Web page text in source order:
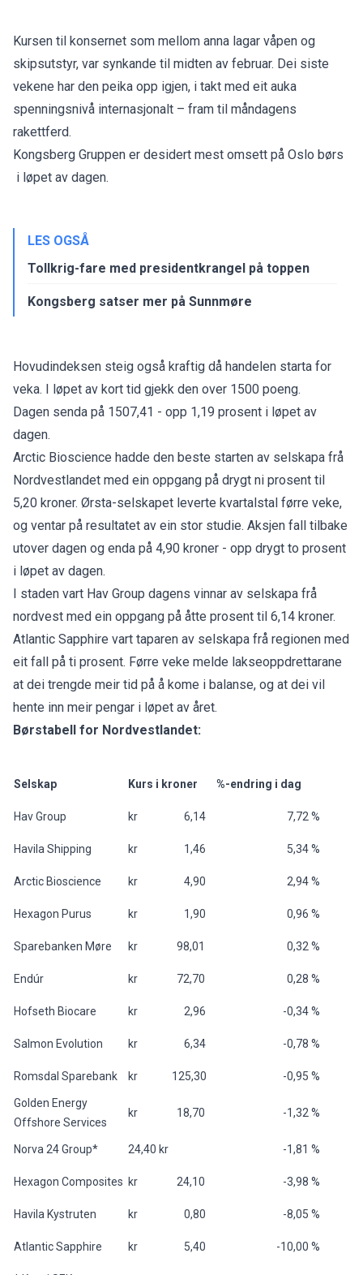
Kursen til konsernet som mellom anna lagar våpen og
skipsutstyr, var synkande til midten av februar. Dei siste
vekene har den peika opp igjen, i takt med eit auka
spenningsnivå internasjonalt – fram til måndagens
rakettferd.
Kongsberg Gruppen er desidert mest omsett på Oslo børs
i løpet av dagen.
LES OGSÅ
Tollkrig-fare med presidentkrangel på toppen
Kongsberg satser mer på Sunnmøre
Hovudindeksen steig også kraftig då handelen starta for
veka. I løpet av kort tid gjekk den over 1500 poeng.
Dagen senda på 1507,41 - opp 1,19 prosent i løpet av
dagen.
Arctic Bioscience hadde den beste starten av selskapa frå
Nordvestlandet med ein oppgang på drygt ni prosent til
5,20 kroner. Ørsta-selskapet leverte kvartalstal førre veke,
og ventar på resultatet av ein stor studie. Aksjen fall tilbake
utover dagen og enda på 4,90 kroner - opp drygt to prosent
i løpet av dagen.
I staden vart Hav Group dagens vinnar av selskapa frå
nordvest med ein oppgang på åtte prosent til 6,14 kroner.
Atlantic Sapphire vart taparen av selskapa frå regionen med
eit fall på ti prosent. Førre veke melde lakseoppdrettarane
at dei trengde meir tid på å kome i balanse, og at dei vil
hente inn meir pengar i løpet av året.
Børstabell for Nordvestlandet:
Selskap Kurs i kroner %-endring i dag
Hav Group kr 6,14 7,72 %
Havila Shipping kr 1,46 5,34 %
Arctic Bioscience kr 4,90 2,94 %
Hexagon Purus kr 1,90 0,96 %
Sparebanken Møre kr 98,01 0,32 %
Endúr kr 72,70 0,28 %
Hofseth Biocare kr 2,96 -0,34 %
Salmon Evolution kr 6,34 -0,78 %
Romsdal Sparebank kr 125,30 -0,95 %
Golden Energy
Offshore Services
kr 18,70 -1,32 %
Norva 24 Group* 24,40 kr -1,81 %
Hexagon Composites kr 24,10 -3,98 %
Havila Kystruten kr 0,80 -8,05 %
Atlantic Sapphire kr 5,40 -10,00 %